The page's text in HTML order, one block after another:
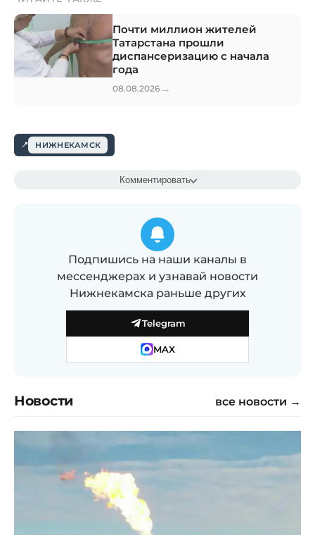
Почти миллион жителей
Татарстана прошли
диспансеризацию с начала
года
08.08.2026 →
НИЖНЕКАМСК
Комментировать
Подпишись на наши каналы в
мессенджерах и узнавай новости
Нижнекамска раньше других
Telegram
MAX
Новости все новости →